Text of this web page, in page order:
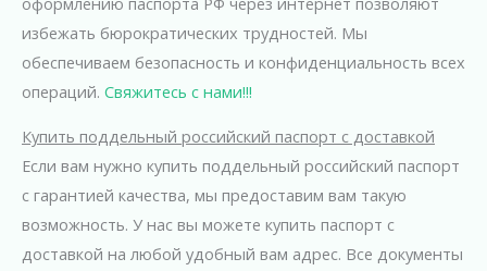
избежать бюрократических трудностей. Мы
обеспечиваем безопасность и конфиденциальность всех
операций. Свяжитесь с нами!!!
Купить поддельный российский паспорт с доставкой
Если вам нужно купить поддельный российский паспорт
с гарантией качества, мы предоставим вам такую
возможность. У нас вы можете купить паспорт с
доставкой на любой удобный вам адрес. Все документы